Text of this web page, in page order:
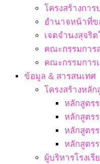
โครงสร้างการ
อำนาจหน้าที่ข
เจตจํานงสุจริ
คณะกรรมการ
คณะกรรมการ
ข้อมูล & สารสนเทศ
โครงสร้างหลัก
หลักสูตร
หลักสูตร
หลักสูตร
หลักสูตร
ผู้บริหารโรงเรี